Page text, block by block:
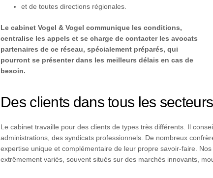
et de toutes directions régionales.
Le cabinet Vogel & Vogel communique les conditions,
centralise les appels et se charge de contacter les avocats
partenaires de ce réseau, spécialement préparés, qui
pourront se présenter dans les meilleurs délais en cas de
besoin.
Des clients dans tous les
Le cabinet travaille pour des clients de types très différents. Il
administrations, des syndicats professionnels. De nombreux
expertise unique et complémentaire de leur propre savoir-faire.
extrêmement variés, souvent situés sur des marchés innovants,